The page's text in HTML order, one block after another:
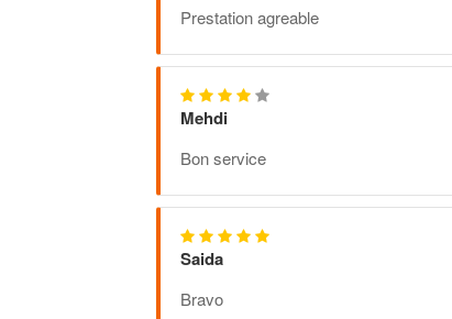
Prestation agreable
Mehdi
Bon service
Saida
Bravo